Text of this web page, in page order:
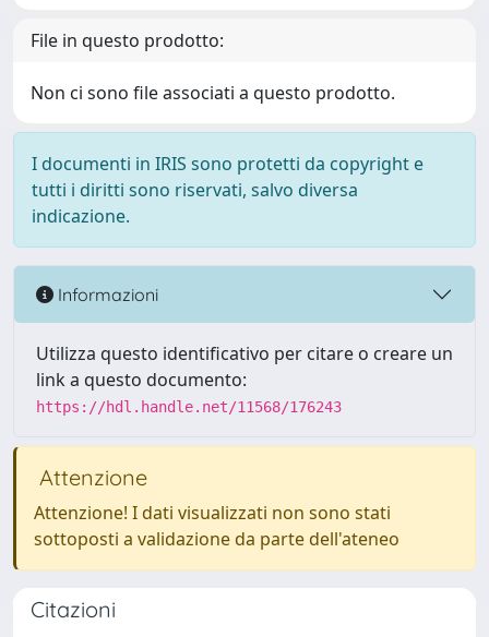
File in questo prodotto:
Non ci sono file associati a questo prodotto.
I documenti in IRIS sono protetti da copyright e
tutti i diritti sono riservati, salvo diversa
indicazione.
Informazioni
Utilizza questo identificativo per citare o creare un
link a questo documento:
https://hdl.handle.net/11568/176243
Attenzione
Attenzione! I dati visualizzati non sono stati
sottoposti a validazione da parte dell'ateneo
Citazioni